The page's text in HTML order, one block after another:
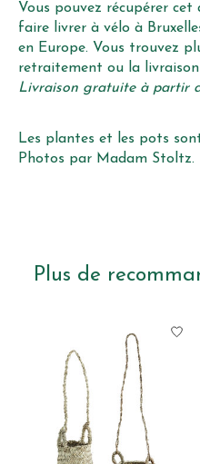
Vous pouvez récupérer
faire livrer à vélo à
en Europe. Vous trouvez
retraitement ou la livraison
Livraison gratuite à partir
Les plantes et les pots
Photos par Madam Stoltz.
Plus de